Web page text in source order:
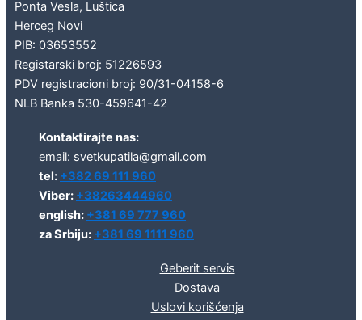
Ponta Vesla, Luštica
Herceg Novi
PIB: 03653552
Registarski broj: 51226593
PDV registracioni broj: 90/31-04158-6
NLB Banka 530-459641-42
Kontaktirajte nas:
email: svetkupatila@gmail.com
tel: +382 69 111 960
Viber: +38263444960
english: +381 69 777 960
za Srbiju: +381 69 1111 960
Geberit servis
Dostava
Uslovi korišćenja